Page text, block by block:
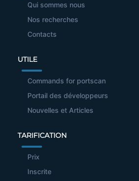
Qui sommes nous
Nos recherches
Contacts
UTILE
Commands for portscan
Portail des développeurs
Nouvelles et Articles
TARIFICATION
Prix
Inscrite